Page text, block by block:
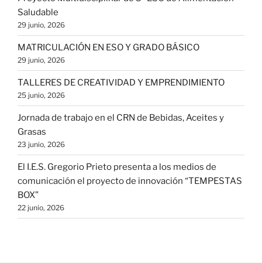
Saludable
29 junio, 2026
MATRICULACIÓN EN ESO Y GRADO BÁSICO
29 junio, 2026
TALLERES DE CREATIVIDAD Y EMPRENDIMIENTO
25 junio, 2026
Jornada de trabajo en el CRN de Bebidas, Aceites y
Grasas
23 junio, 2026
El I.E.S. Gregorio Prieto presenta a los medios de
comunicación el proyecto de innovación “TEMPESTAS
BOX”
22 junio, 2026